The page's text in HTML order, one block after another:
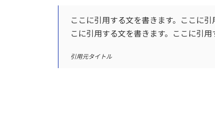
ここに引用する文を書きます。ここに
こに引用する文を書きます。ここに引
引用元タイトル